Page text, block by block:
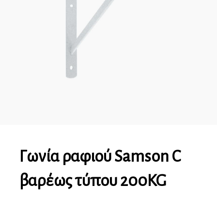
Γωνία ραφιού Samson C
βαρέως τύπου 200KG